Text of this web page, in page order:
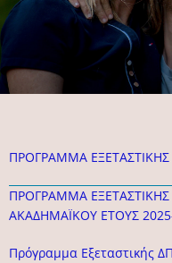
ΠΡΟΓΡΑΜΜΑ
ΠΡΟΓΡΑΜΜΑ
ΑΚΑΔΗΜΑΪΚΟΥ ΕΤΟΥΣ
Πρόγραμμα Εξεταστικής